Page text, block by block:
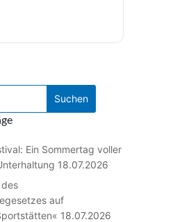
Ein Sommertag voller
18.07.2026
auf
18.07.2026